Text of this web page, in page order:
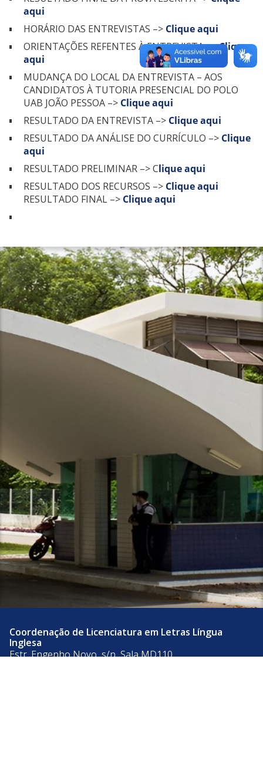
aqui
HORÁRIO DAS ENTREVISTAS –> Clique aqui
ORIENTAÇÕES REFENTES À ENTREVISTA –>Clique
aqui
MUDANÇA DO LOCAL DA ENTREVISTA – AOS
CANDIDATOS À TUTORIA PRESENCIAL DO POLO
UAB JOÃO PESSOA –> Clique aqui
RESULTADO DA ENTREVISTA –> Clique aqui
RESULTADO DA ANÁLISE DO CURRÍCULO –> Clique
aqui
RESULTADO PRELIMINAR –> Clique aqui
RESULTADO DOS RECURSOS –> Clique aqui
RESULTADO FINAL –> Clique aqui
Coordenação de Licenciatura em Letras Língua
Inglesa
Estr. Engenho Novo, s/n, Sala MD110